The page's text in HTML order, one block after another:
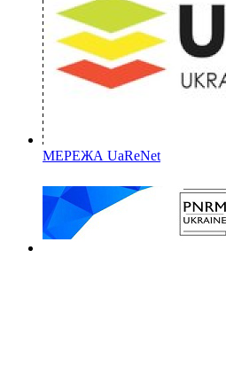
МЕРЕЖА UaReNet